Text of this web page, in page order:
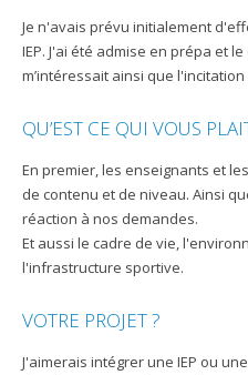
Je n'avais prévu initialement
IEP. J'ai été admise en prépa et
m’intéressait ainsi que
QU’EST CE QUI VOUS
En premier, les enseignants et
de contenu et de niveau. Ainsi
réaction à nos demandes.
Et aussi le cadre de vie,
l'infrastructure sportive.
VOTRE PROJET ?
J'aimerais intégrer une IEP ou